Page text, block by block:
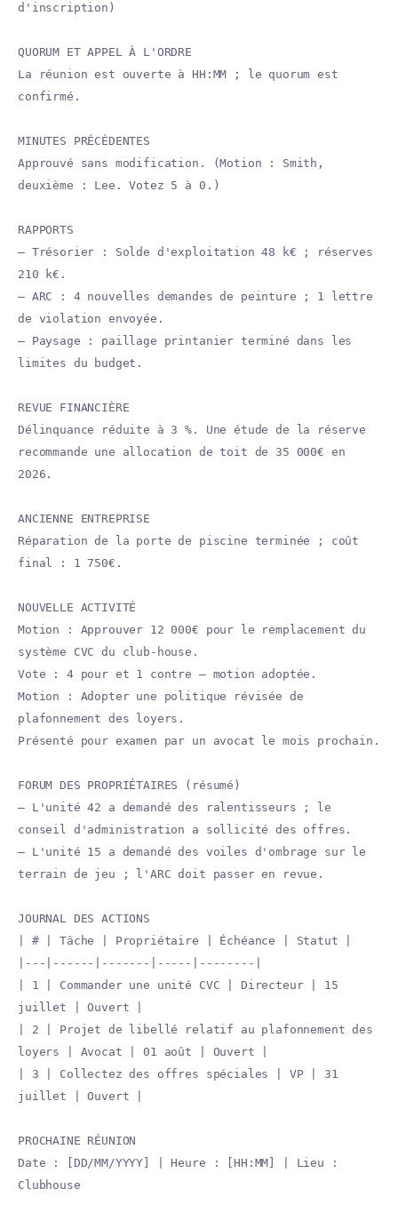
d'inscription)
QUORUM ET APPEL À L'ORDRE
La réunion est ouverte à HH:MM ; le quorum est
confirmé.
MINUTES PRÉCÉDENTES
Approuvé sans modification. (Motion : Smith,
deuxième : Lee. Votez 5 à 0.)
RAPPORTS
— Trésorier : Solde d'exploitation 48 k€ ; réserves
210 k€.
— ARC : 4 nouvelles demandes de peinture ; 1 lettre
de violation envoyée.
— Paysage : paillage printanier terminé dans les
limites du budget.
REVUE FINANCIÈRE
Délinquance réduite à 3 %. Une étude de la réserve
recommande une allocation de toit de 35 000€ en
2026.
ANCIENNE ENTREPRISE
Réparation de la porte de piscine terminée ; coût
final : 1 750€.
NOUVELLE ACTIVITÉ
Motion : Approuver 12 000€ pour le remplacement du
système CVC du club-house.
Vote : 4 pour et 1 contre — motion adoptée.
Motion : Adopter une politique révisée de
plafonnement des loyers.
Présenté pour examen par un avocat le mois prochain.
FORUM DES PROPRIÉTAIRES (résumé)
— L'unité 42 a demandé des ralentisseurs ; le
conseil d'administration a sollicité des offres.
— L'unité 15 a demandé des voiles d'ombrage sur le
terrain de jeu ; l'ARC doit passer en revue.
JOURNAL DES ACTIONS
| # | Tâche | Propriétaire | Échéance | Statut |
|---|------|-------|-----|--------|
| 1 | Commander une unité CVC | Directeur | 15
juillet | Ouvert |
| 2 | Projet de libellé relatif au plafonnement des
loyers | Avocat | 01 août | Ouvert |
| 3 | Collectez des offres spéciales | VP | 31
juillet | Ouvert |
PROCHAINE RÉUNION
Date : [DD/MM/YYYY] | Heure : [HH:MM] | Lieu :
Clubhouse